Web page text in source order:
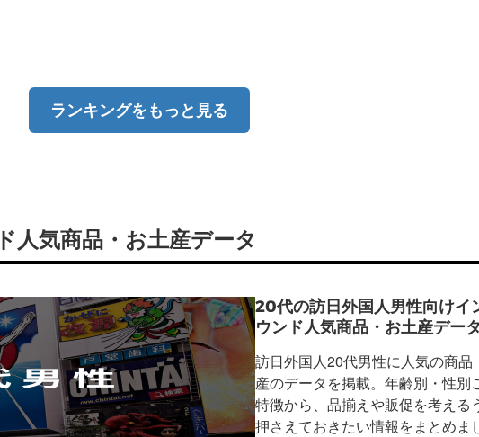
ランキングをもっと見る
人気商品・お土産データ
20代の訪日外国人男性向けイ
ウンド人気商品・お土産データ
訪日外国人20代男性に人気の商品
産のデータを掲載。年齢別・性別
特徴から、品揃えや販促を考える
押さえておきたい情報をまとめま